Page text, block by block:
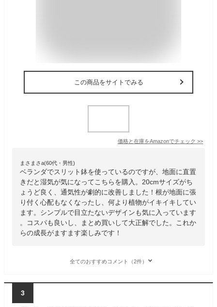
この商品をサイトでみる
価格と在庫をAmazonでチェック >>
まさまさa(60代・男性)
ベランダでスリット鉢を使っているのですが、地面に直置
きだと湿気が気になってこちらを購入。20cmサイズがち
ょうど良く、通気性が劇的に改善しました！根が地面に張
り付く心配もなくなったし、何より植物がイキイキしてい
ます。シンプルで目立たないデザインも気に入っています
。コスパも良いし、まとめ買いして大正解でした。これか
らの成長がますます楽しみです！
全てのおすすめコメント（2件）
3